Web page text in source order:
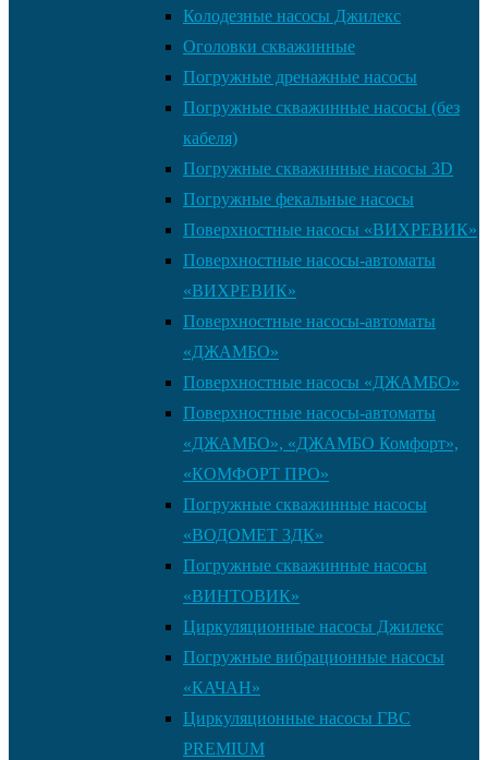
Колодезные насосы Джилекс
Оголовки скважинные
Погружные дренажные насосы
Погружные скважинные насосы (без
кабеля)
Погружные скважинные насосы 3D
Погружные фекальные насосы
Поверхностные насосы «ВИХРЕВИК»
Поверхностные насосы-автоматы
«ВИХРЕВИК»
Поверхностные насосы-автоматы
«ДЖАМБО»
Поверхностные насосы «ДЖАМБО»
Поверхностные насосы-автоматы
«ДЖАМБО», «ДЖАМБО Комфорт»,
«КОМФОРТ ПРО»
Погружные скважинные насосы
«ВОДОМЕТ 3ДК»
Погружные скважинные насосы
«ВИНТОВИК»
Циркуляционные насосы Джилекс
Погружные вибрационные насосы
«КАЧАН»
Циркуляционные насосы ГВС
PREMIUM